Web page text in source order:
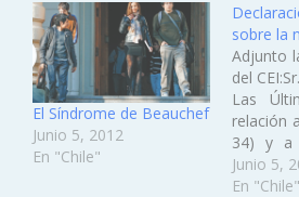
El Síndrome de Beauchef
Junio 5, 2012
En "Chile"
sobre la
Adjunto
del
Las
relación
34) y a
martes
Junio 5,
En "Chile"